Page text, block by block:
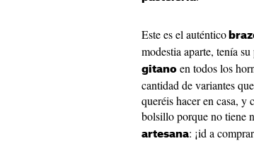
Este es el auténtico
modestia aparte, tenía
gitano en todos los
cantidad de variantes
queréis hacer en casa, y
bolsillo porque no tiene
artesana: ¡id a